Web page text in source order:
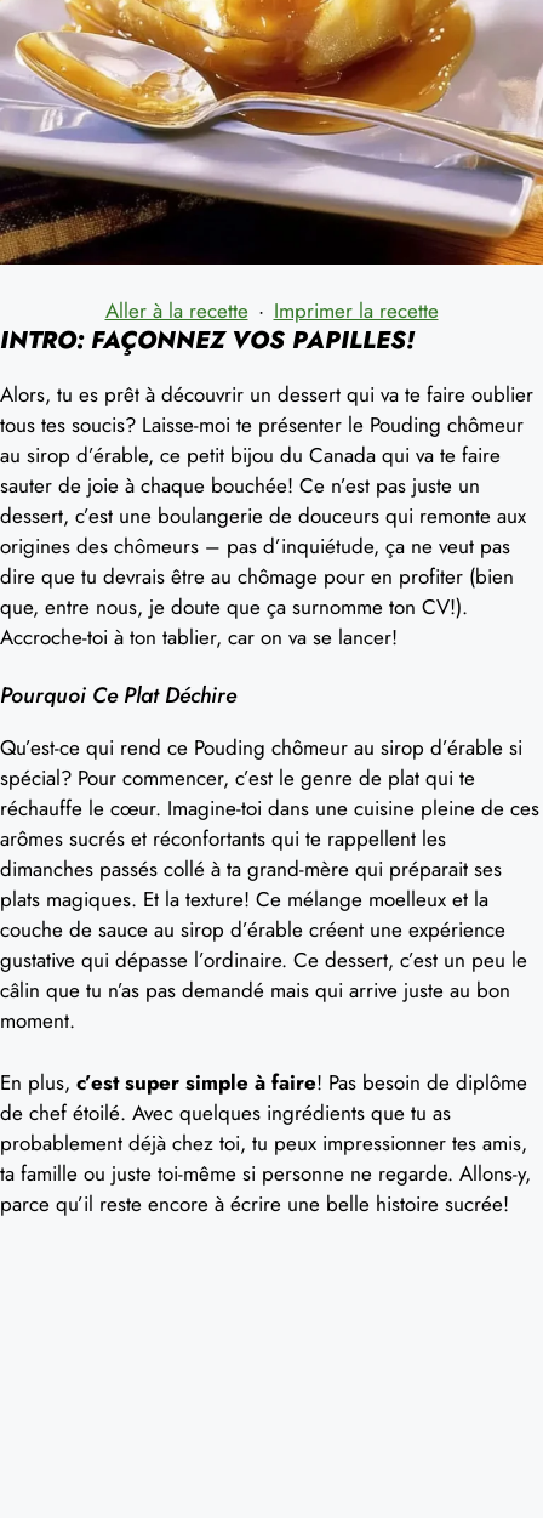
Aller à la recette · Imprimer la recette
INTRO: FAÇONNEZ VOS PAPILLES!
Alors, tu es prêt à découvrir un dessert qui va te faire oublier
tous tes soucis? Laisse-moi te présenter le Pouding chômeur
au sirop d’érable, ce petit bijou du Canada qui va te faire
sauter de joie à chaque bouchée! Ce n’est pas juste un
dessert, c’est une boulangerie de douceurs qui remonte aux
origines des chômeurs – pas d’inquiétude, ça ne veut pas
dire que tu devrais être au chômage pour en profiter (bien
que, entre nous, je doute que ça surnomme ton CV!).
Accroche-toi à ton tablier, car on va se lancer!
Pourquoi Ce Plat Déchire
Qu’est-ce qui rend ce Pouding chômeur au sirop d’érable si
spécial? Pour commencer, c’est le genre de plat qui te
réchauffe le cœur. Imagine-toi dans une cuisine pleine de ces
arômes sucrés et réconfortants qui te rappellent les
dimanches passés collé à ta grand-mère qui préparait ses
plats magiques. Et la texture! Ce mélange moelleux et la
couche de sauce au sirop d’érable créent une expérience
gustative qui dépasse l’ordinaire. Ce dessert, c’est un peu le
câlin que tu n’as pas demandé mais qui arrive juste au bon
moment.
En plus, c’est super simple à faire! Pas besoin de diplôme
de chef étoilé. Avec quelques ingrédients que tu as
probablement déjà chez toi, tu peux impressionner tes amis,
ta famille ou juste toi-même si personne ne regarde. Allons-y,
parce qu’il reste encore à écrire une belle histoire sucrée!